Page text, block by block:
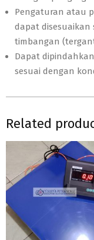
Pengaturan atau
dapat disesuaikan
timbangan
Dapat
sesuai dengan
Related